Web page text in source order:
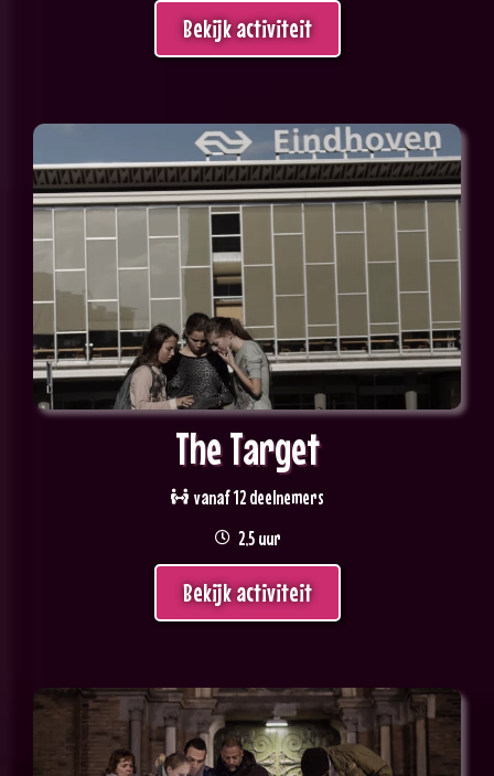
Bekijk activiteit
The Target
vanaf 12 deelnemers
2,5 uur
Bekijk activiteit